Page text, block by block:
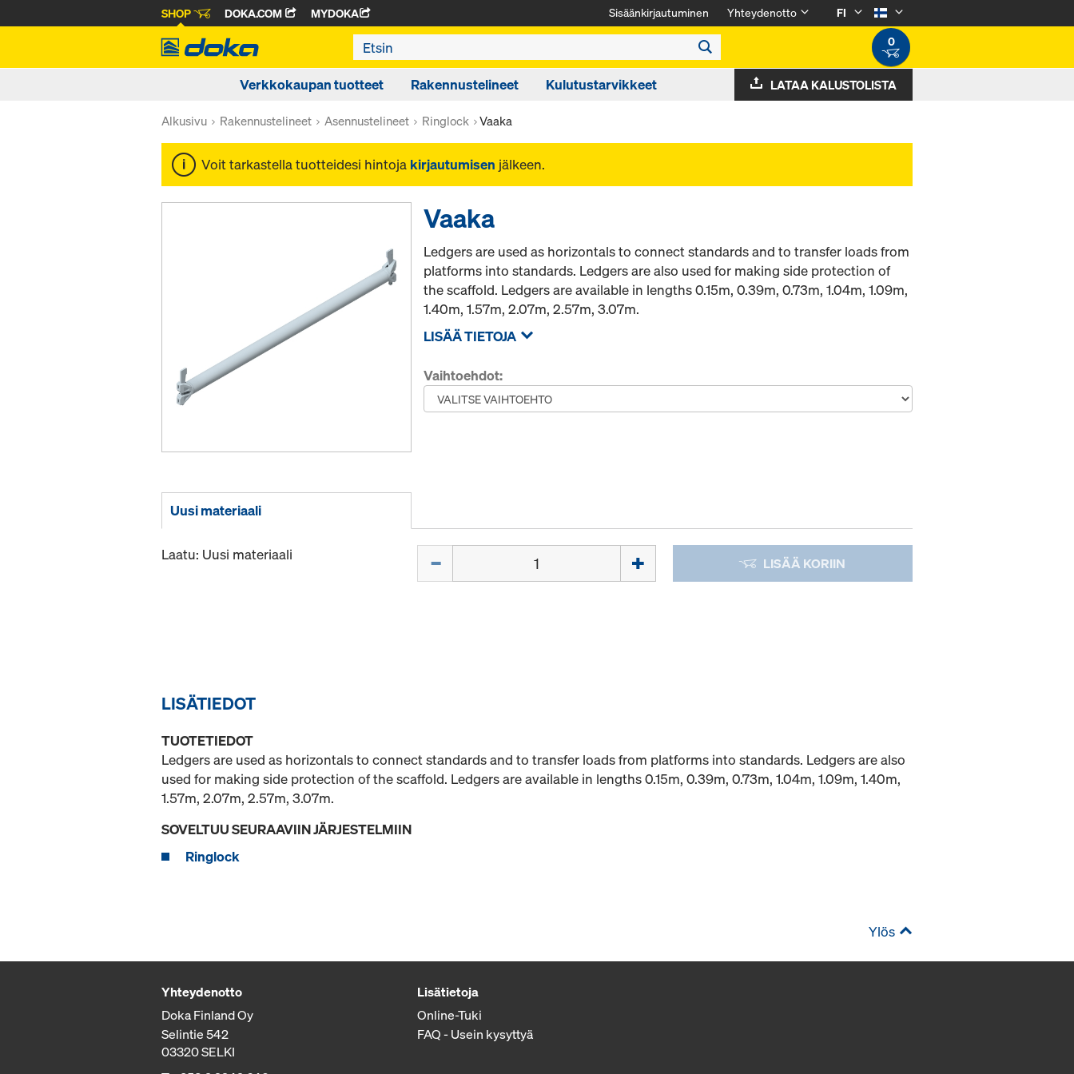
SHOP DOKA.COM MYDOKA Sisäänkirjautuminen Yhteydenotto
FI
0
Verkkokaupan tuotteet Rakennustelineet Kulutustarvikkeet LATAA KALUSTOLISTA
Alkusivu Rakennustelineet Asennustelineet Ringlock Vaaka
Voit tarkastella tuotteidesi hintoja kirjautumisen jälkeen.
Vaaka
Ledgers are used as horizontals to connect standards and to transfer loads from
platforms into standards. Ledgers are also used for making side protection of
the scaffold. Ledgers are available in lengths 0.15m, 0.39m, 0.73m, 1.04m, 1.09m,
1.40m, 1.57m, 2.07m, 2.57m, 3.07m.
LISÄÄ TIETOJA
Vaihtoehdot:
Uusi materiaali
Laatu: Uusi materiaali LISÄÄ KORIIN
LISÄTIEDOT
TUOTETIEDOT
Ledgers are used as horizontals to connect standards and to transfer loads from platforms into standards. Ledgers are also
used for making side protection of the scaffold. Ledgers are available in lengths 0.15m, 0.39m, 0.73m, 1.04m, 1.09m, 1.40m,
1.57m, 2.07m, 2.57m, 3.07m.
SOVELTUU SEURAAVIIN JÄRJESTELMIIN
Ringlock
Ylös
Yhteydenotto
Doka Finland Oy
Selintie 542
03320 SELKI
Lisätietoja
Online-Tuki
FAQ - Usein kysyttyä